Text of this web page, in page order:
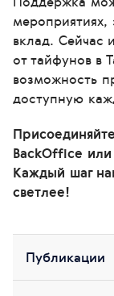
вклад. Сейчас
от тайфунов в
возможность
доступную
BackOffice
Каждый шаг
светлее!
Публикации